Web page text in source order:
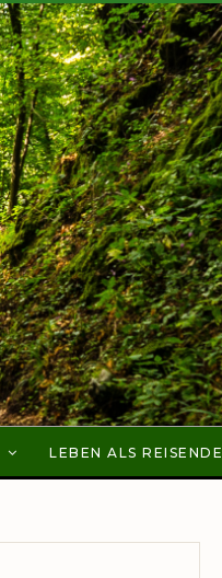
LEBEN ALS REISENDE